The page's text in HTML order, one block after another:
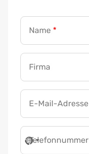
Name *
Firma
E-Mail-Adresse
Telefonnummer